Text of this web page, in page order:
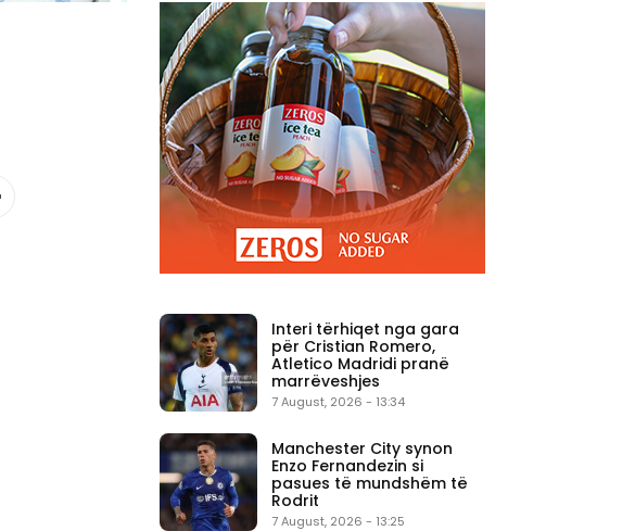
Interi tërhiqet nga gara
për Cristian Romero,
Atletico Madridi pranë
marrëveshjes
7 August, 2026 - 13:34
Manchester City synon
Enzo Fernandezin si
pasues të mundshëm të
Rodrit
7 August, 2026 - 13:25